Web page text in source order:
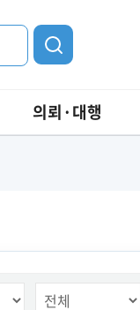
의뢰·대행